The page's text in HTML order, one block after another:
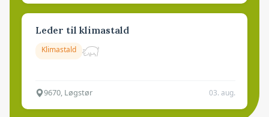
Leder til klimastald
Klimastald
9670, Løgstør 03. aug.